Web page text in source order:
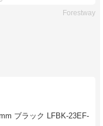
Forestway
ブラック LFBK-23EF-